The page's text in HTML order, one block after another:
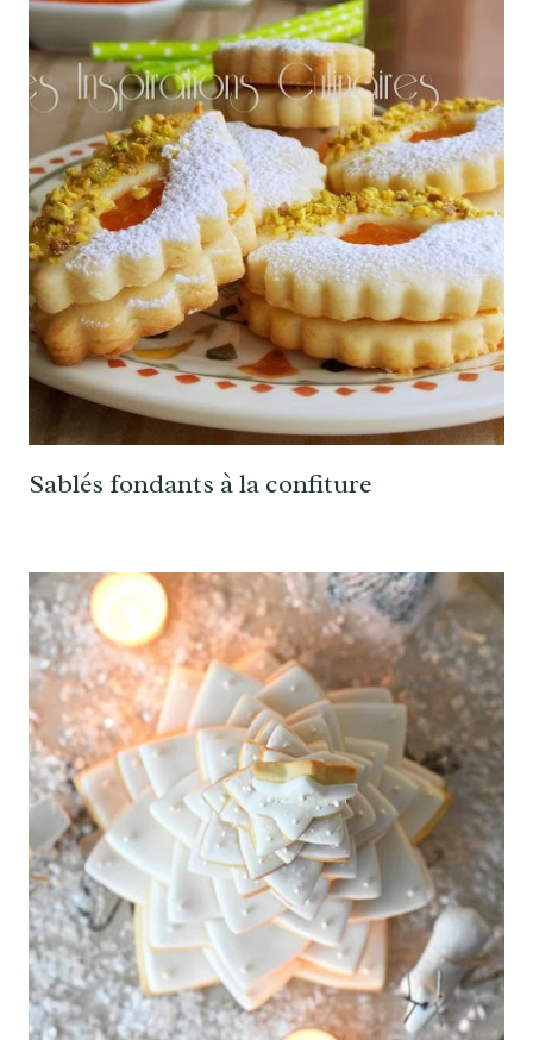
Sablés fondants à la confiture